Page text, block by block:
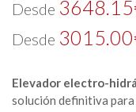
Desde 3648.15
Desde 3015.00
Elevador electro-
solución definitiva para